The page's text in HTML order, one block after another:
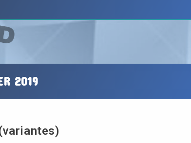
2019